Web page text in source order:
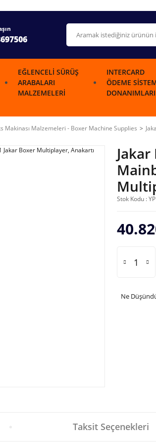
EĞLENCELI SÜRÜŞ
ARABALARI
MALZEMELERI
INTERCARD
ÖDEME
DONANIMLARI
Makinası Malzemeleri - Boxer Machine Supplies
Stok Kodu :
Ne
Taksit Seçenekleri